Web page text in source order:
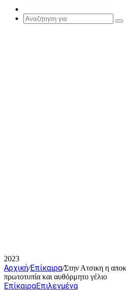
Article
2023
Αρχική/Επίκαιρα/Στην Ατσικη η
πρωτοτυπία και αυθόρμητο γέλιο
ΕπίκαιραΕπιλεγμένα